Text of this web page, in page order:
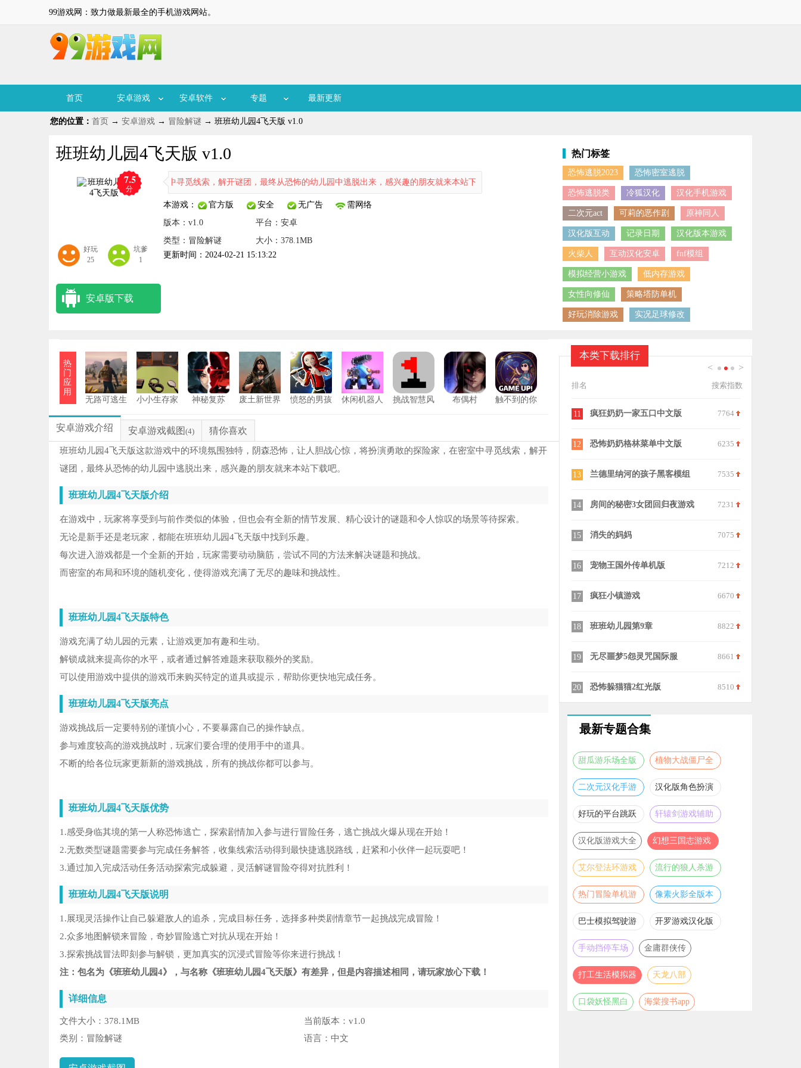
99游戏网：致力做最新最全的手机游戏网站。
首页 安卓游戏 安卓软件 专题 最新更新
您的位置： 首页 → 安卓游戏 → 冒险解谜 → 班班幼儿园4飞天版 v1.0
班班幼儿园4飞天版 v1.0
7.5
分
好玩
25
坑爹
1
心惊，将扮演勇敢的探险家，在密室中寻觅线索，解开谜团，最终从恐怖的幼儿园中逃脱出来，感兴趣的朋友就来本站下载吧。
本游戏： 官方版 安全 无广告
需网络
版本：v1.0
平台： 安卓
类型：冒险解谜
大小：378.1MB
更新时间：2024-02-21 15:13:22
安卓版下载
热门标签
恐怖逃脱2023 恐怖密室逃脱
恐怖逃脱类 冷狐汉化 汉化手机游戏
二次元act 可莉的恶作剧 原神同人
汉化版互动 记录日期 汉化版本游戏
火柴人 互动汉化安卓 fnf模组
模拟经营小游戏 低内存游戏
女性向修仙 策略塔防单机
好玩消除游戏 实况足球修改
热
门
应
用
无路可逃生
小小生存家
神秘复苏
废土新世界
愤怒的男孩
休闲机器人
挑战智慧风
布偶村
触不到的你
安卓游戏介绍 安卓游戏截图 (4) 猜你喜欢
班班幼儿园4飞天版这款游戏中的环境氛围独特，阴森恐怖，让人胆战心惊，将扮演勇敢的探险家，在密室中寻觅线索，解开
谜团，最终从恐怖的幼儿园中逃脱出来，感兴趣的朋友就来本站下载吧。
班班幼儿园4飞天版介绍
在游戏中，玩家将享受到与前作类似的体验，但也会有全新的情节发展、精心设计的谜题和令人惊叹的场景等待探索。
无论是新手还是老玩家，都能在班班幼儿园4飞天版中找到乐趣。
每次进入游戏都是一个全新的开始，玩家需要动动脑筋，尝试不同的方法来解决谜题和挑战。
而密室的布局和环境的随机变化，使得游戏充满了无尽的趣味和挑战性。
班班幼儿园4飞天版特色
游戏充满了幼儿园的元素，让游戏更加有趣和生动。
解锁成就来提高你的水平，或者通过解答难题来获取额外的奖励。
可以使用游戏中提供的游戏币来购买特定的道具或提示，帮助你更快地完成任务。
班班幼儿园4飞天版亮点
游戏挑战后一定要特别的谨慎小心，不要暴露自己的操作缺点。
参与难度较高的游戏挑战时，玩家们要合理的使用手中的道具。
不断的给各位玩家更新新的游戏挑战，所有的挑战你都可以参与。
班班幼儿园4飞天版优势
1.感受身临其境的第一人称恐怖逃亡，探索剧情加入参与进行冒险任务，逃亡挑战火爆从现在开始！
2.无数类型谜题需要参与完成任务解答，收集线索活动得到最快捷逃脱路线，赶紧和小伙伴一起玩耍吧！
3.通过加入完成活动任务活动探索完成躲避，灵活解谜冒险夺得对抗胜利！
班班幼儿园4飞天版说明
1.展现灵活操作让自己躲避敌人的追杀，完成目标任务，选择多种类剧情章节一起挑战完成冒险！
2.众多地图解锁来冒险，奇妙冒险逃亡对抗从现在开始！
3.探索挑战冒法即刻参与解锁，更加真实的沉浸式冒险等你来进行挑战！
注：包名为《班班幼儿园4》，与名称《班班幼儿园4飞天版》有差异，但是内容描述相同，请玩家放心下载！
详细信息
文件大小： 378.1MB 当前版本： v1.0
类别： 冒险解谜 语言： 中文
本类下载排行
< >
排名 搜索指数
2 恐怖老奶奶重制版 7661
11 疯狂奶奶一家五口中文版 7764
12 恐怖奶奶格林菜单中文版 6235
13 兰德里纳河的孩子黑客模组 7535
14 房间的秘密3女团回归夜游戏 7231
15 消失的妈妈 7075
16 宠物王国外传单机版 7212
17 疯狂小镇游戏 6670
18 班班幼儿园第9章 8822
19 无尽噩梦5怨灵咒国际服 8661
20 恐怖躲猫猫2红光版 8510
最新专题合集
甜瓜游乐场全版
本合集
植物大战僵尸全
版本合集
二次元汉化手游
推荐
汉化版角色扮演
游戏大全
好玩的平台跳跃
游戏合集
轩辕剑游戏辅助
合集
汉化版游戏大全
幻想三国志游戏
辅助合集
艾尔登法环游戏
辅助合集
流行的狼人杀游
戏合集
热门冒险单机游
戏合集
像素火影全版本
合集
巴士模拟驾驶游
戏合集
开罗游戏汉化版
大全
手动挡停车场
金庸群侠传
打工生活模拟器 天龙八部
口袋妖怪黑白 海棠搜书app